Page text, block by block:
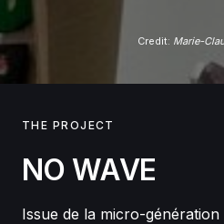
Credit: Marie-
THE PROJECT
NO WAVE
Issue de la micro-